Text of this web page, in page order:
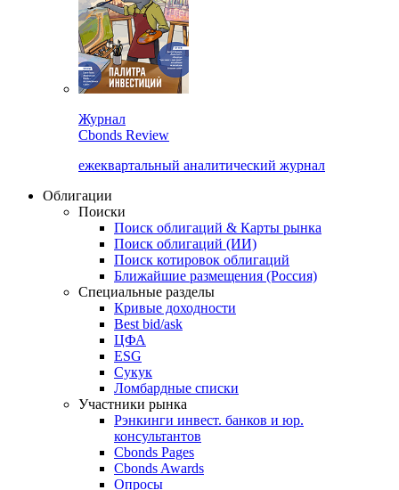
Cbonds Review
ежеквартальный аналитический журнал
Облигации
Поиски
Поиск облигаций & Карты рынка
Поиск облигаций (ИИ)
Поиск котировок облигаций
Ближайшие размещения (Россия)
Специальные разделы
Кривые доходности
Best bid/ask
ЦФА
ESG
Сукук
Ломбардные списки
Участники рынка
Рэнкинги инвест. банков и юр.